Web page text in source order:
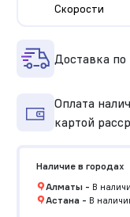
Скорости
Доставка по
Оплата
картой
Наличие в городах
Алматы- В
Астана- В